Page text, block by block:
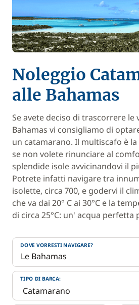
Noleggio
alle Bahamas
Se avete deciso di trascorrere le
Bahamas vi consigliamo di
un catamarano. Il multiscafo è
se non volete rinunciare al
splendide isole avvicinandovi il
Potrete infatti navigare tra
isolette, circa 700, e godervi il
che va dai 20° C ai 30°C e la
di circa 25°C: un' acqua perfetta
DOVE VORRESTI NAVIGARE?
TIPO DI BARCA: